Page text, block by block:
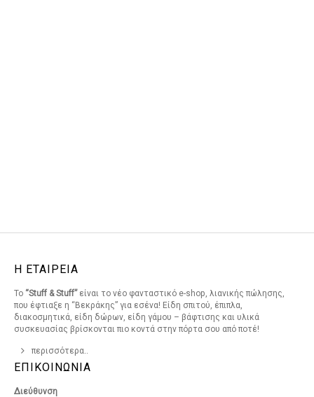
Η ΕΤΑΙΡΕΙΑ
Το “Stuff & Stuff”είναι το νέο φανταστικό e-shop, λιανικής πώλησης,
που έφτιαξε η “Βεκράκης” για εσένα! Είδη σπιτού, έπιπλα,
διακοσμητικά, είδη δώρων, είδη γάμου – βάφτισης και υλικά
συσκευασίας βρίσκονται πιο κοντά στην πόρτα σου από ποτέ!
περισσότερα..
ΕΠΙΚΟΙΝΩΝΙΑ
Διεύθυνση